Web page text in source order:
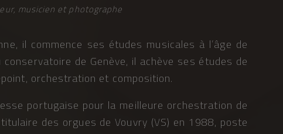
musicien et photographe
il commence ses études musicales à l’âge de
de Genève, il achève ses études de
orchestration et composition.
portugaise pour la meilleure orchestration de
des orgues de Vouvry (VS) en 1988, poste